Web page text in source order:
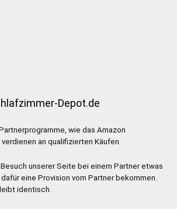
Depot.de
wie das Amazon
an qualifizierten Käufen.
unserer Seite bei einem Partner etwas
eine Provision vom Partner bekommen.
identisch.